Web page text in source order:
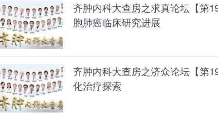
齐肿内科大查房之求真论坛【第
胞肺癌临床研究进展
齐肿内科大查房之济众论坛【第
化治疗探索